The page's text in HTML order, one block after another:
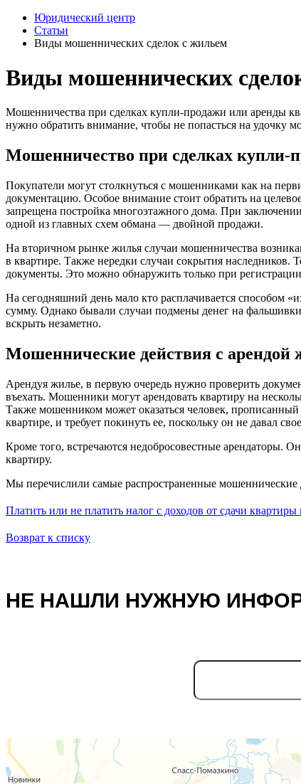
Юридический центр
Статьи
Виды мошеннических сделок с жильем
Виды мошеннических
Мошенничества при сделках купли-продажи или аренды
нужно обратить внимание, чтобы не попасться на удочку
Мошенничество при сделках купли-
Покупатели могут столкнуться с мошенниками как на
документацию. Особое внимание стоит обратить на
запрещена постройка многоэтажного дома. При
одной из главных схем обмана — двойной продажи.
На вторичном рынке жилья случаи мошенничества
в квартире. Также нередки случаи сокрытия
документы. Это можно обнаружить только при
На сегодняшний день мало кто расплачивается способом
сумму. Однако бывали случаи подмены денег на
вскрыть незаметно.
Мошеннические действия с арендой
Арендуя жилье, в первую очередь нужно проверить
въехать. Мошенники могут арендовать квартиру на
Также мошенником может оказаться человек, прописанный
квартире, и требует покинуть ее, поскольку он не давал
Кроме того, встречаются недобросовестные арендаторы.
квартиру.
Мы перечислили самые распространенные
Платить или не платить налог с доходов от сдачи квартиры
Возврат к списку
НЕ НАШЛИ НУЖНУЮ